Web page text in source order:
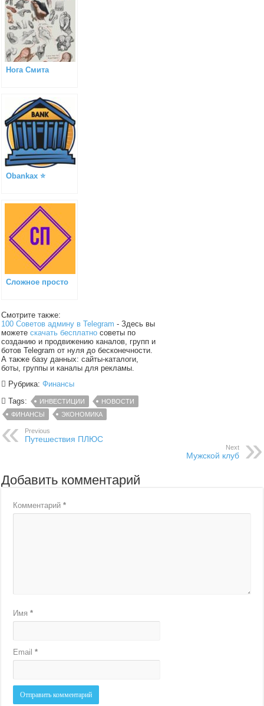
Нога Смита
Obankax ⭐️
Сложное просто
Смотрите также:
100 Советов админу в Telegram - Здесь вы
можетескачать бесплатно советы по
созданию и продвижению каналов, групп и
ботов Telegram от нуля до бесконечности.
А также базу данных: сайты-каталоги,
боты, группы и каналы для рекламы.
Рубрика:Финансы
Tags:
ИНВЕСТИЦИИ
НОВОСТИ
ФИНАНСЫ
ЭКОНОМИКА
Previous
Путешествия ПЛЮС
Next
Мужской клуб
Добавить комментарий
Комментарий*
Имя*
Email*